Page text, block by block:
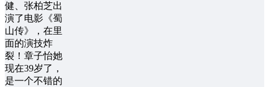
健、张柏芝出
演了电影《蜀
山传》，在里
面的演技炸
裂！章子怡她
现在39岁了，
是一个不错的